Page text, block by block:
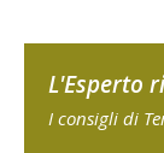
L'Esperto
I consigli di